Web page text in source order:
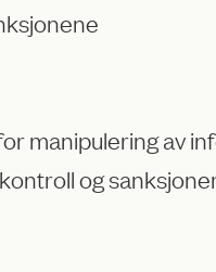
manipulering av
og